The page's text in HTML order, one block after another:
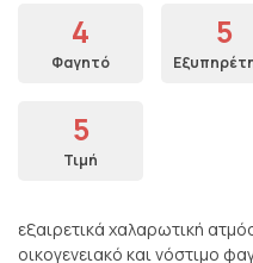
4
Φαγητό
5
5
Τιμή
εξαιρετικά χαλαρωτική
οικογενειακό και νόστιμο